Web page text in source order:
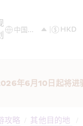
年6月10日起将进
攻略 / 其他目的地 /